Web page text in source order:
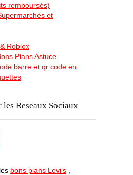
remboursés)
et
Roblox
Plans Astuce
barre et qr code en
les Reseaux Sociaux
bons plans Levi’s